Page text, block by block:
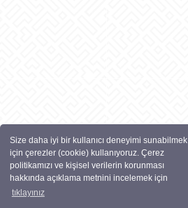
Size daha iyi bir kullanıcı deneyimi sunabilmek
için çerezler (cookie) kullanıyoruz. Çerez
politikamızı ve kişisel verilerin korunması
hakkında açıklama metnini incelemek için
tıklayınız